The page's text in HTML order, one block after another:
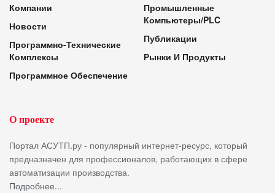
Компании
Новости
Программно-Технические
Комплексы
Программное Обеспечение
Промышленные
Компьютеры/PLC
Публикации
Рынки И Продукты
О проекте
Портал АСУТП.ру - популярный интернет-ресурс, который
предназначен для профессионалов, работающих в сфере
автоматизации производства.
Подробнее...